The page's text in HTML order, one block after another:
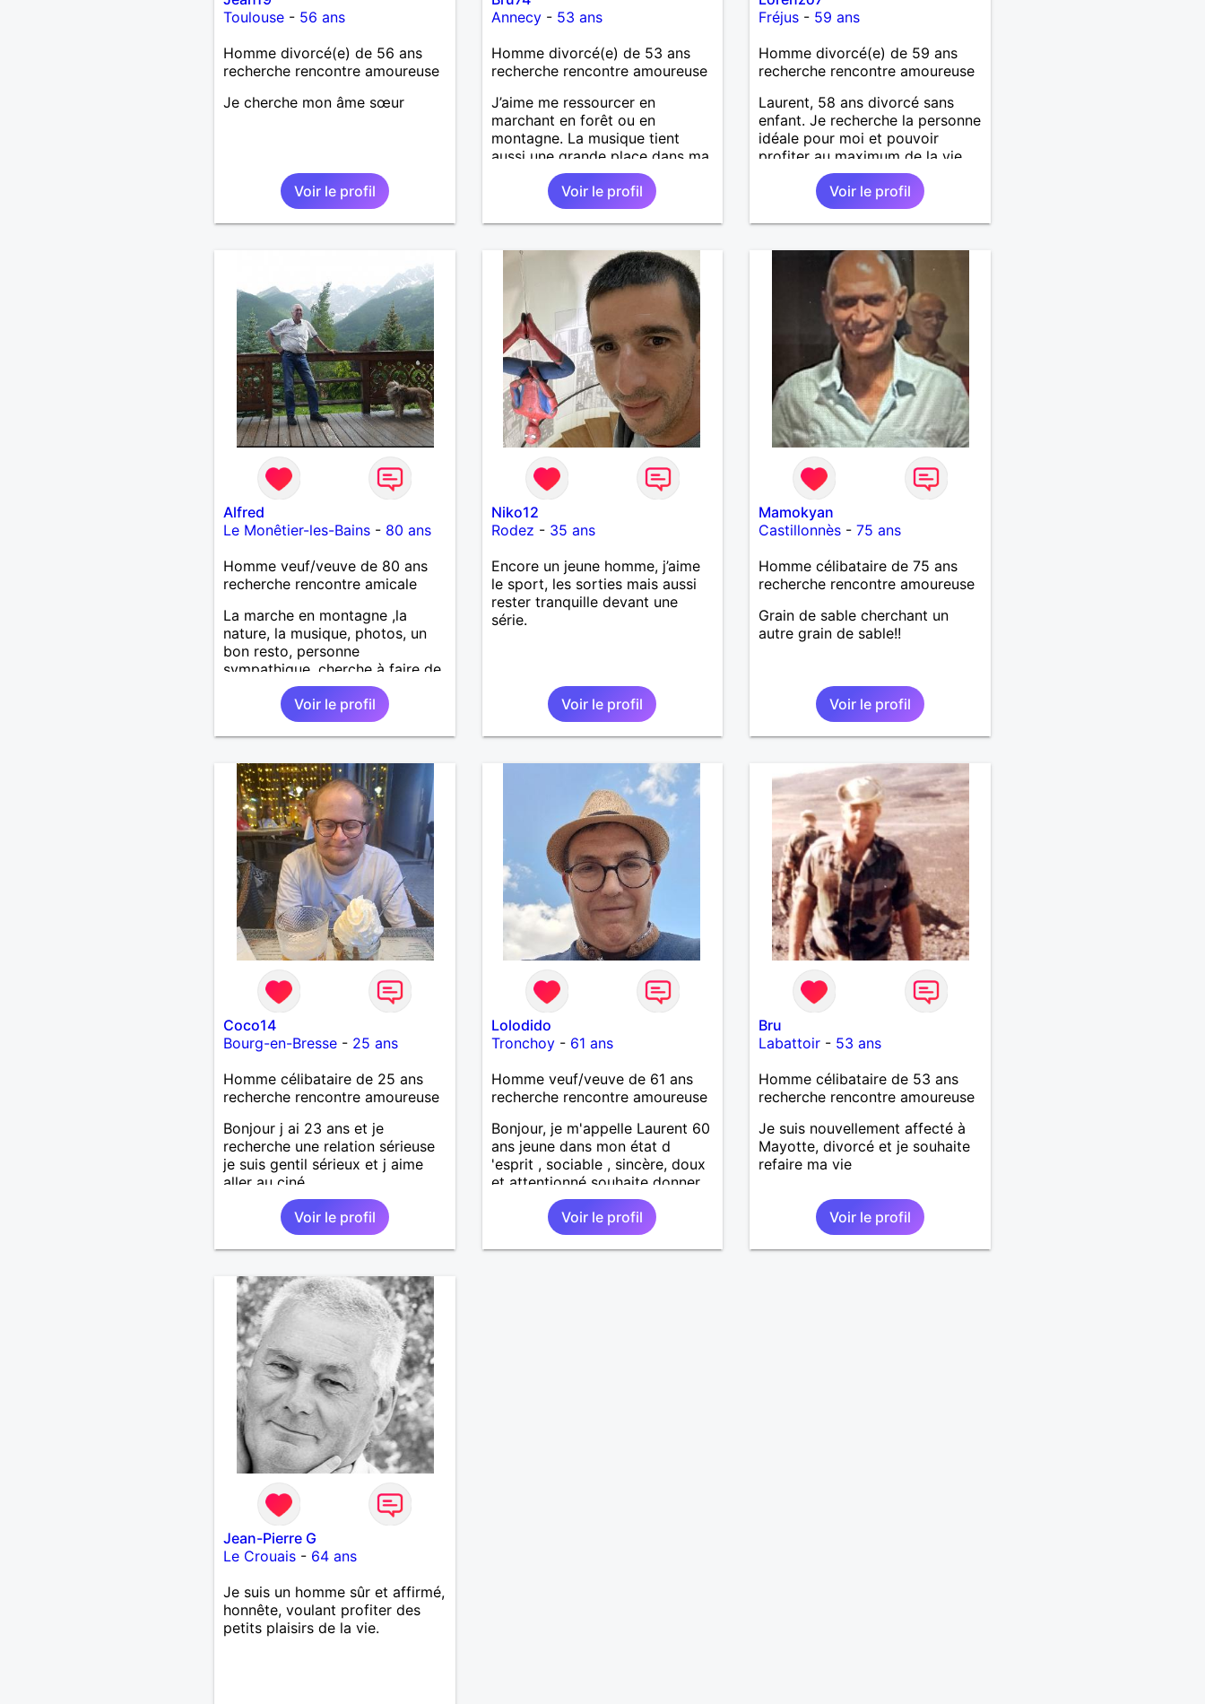
Toulouse- 56 ans
Homme divorcé(e) de 56 ans
recherche rencontre amoureuse
Je cherche mon âme sœur
Voir le profil
Annecy- 53 ans
Homme divorcé(e) de 53 ans
recherche rencontre amoureuse
J’aime me ressourcer en
marchant en forêt ou en
montagne. La musique tient
aussi une grande place dans ma
vie : j’adore aller à des concerts
ou à des festivals. Voyager et
découvrir de nouvelles cultures,
c’est ce qui m’inspire le plus.
avec qui partager ces moments
simples et sincères.
Voir le profil
Fréjus - 59 ans
Homme divorcé(e) de 59 ans
recherche rencontre amoureuse
Laurent, 58 ans divorcé sans
enfant. Je recherche la personne
idéale pour moi et pouvoir
profiter au maximum de la vie
de couple
Voir le profil
Alfred
Le Monêtier-les-Bains- 80 ans
Homme veuf/veuve de 80 ans
recherche rencontre amicale
La marche en montagne ,la
nature, la musique, photos, un
bon resto, personne
sympathique, cherche à faire de
nouvelles connaissances .
Voir le profil
Niko12
Rodez - 35 ans
Encore un jeune homme, j’aime
le sport, les sorties mais aussi
rester tranquille devant une
série.
Voir le profil
Mamokyan
Castillonnès -75 ans
Homme célibataire de 75 ans
recherche rencontre amoureuse
Grain de sable cherchant un
autre grain de sable!!
Voir le profil
Coco14
Bourg-en-Bresse- 25 ans
Homme célibataire de 25 ans
recherche rencontre amoureuse
Bonjour j ai 23 ans et je
recherche une relation sérieuse
je suis gentil sérieux et j aime
aller au ciné....
Voir le profil
Lolodido
Tronchoy- 61 ans
Homme veuf/veuve de 61 ans
recherche rencontre amoureuse
Bonjour, je m'appelle Laurent 60
ans jeune dans mon état d
'esprit , sociable , sincère, doux
et attentionné souhaite donner
de la tendresse , de l'amour et
beaucoup de bonheur a la
femme qui souhaitera partager
ma vie . Bientôt en retraite a la
Voir le profil
Bru
Labattoir - 53 ans
Homme célibataire de 53 ans
recherche rencontre amoureuse
Je suis nouvellement affecté à
Mayotte, divorcé et je souhaite
refaire ma vie
Voir le profil
Jean-Pierre G
Le Crouais- 64 ans
Je suis un homme sûr et affirmé,
honnête, voulant profiter des
petits plaisirs de la vie.